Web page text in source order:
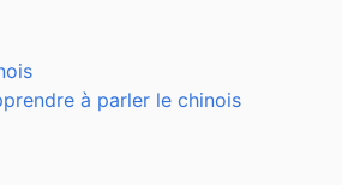
à parler le chinois